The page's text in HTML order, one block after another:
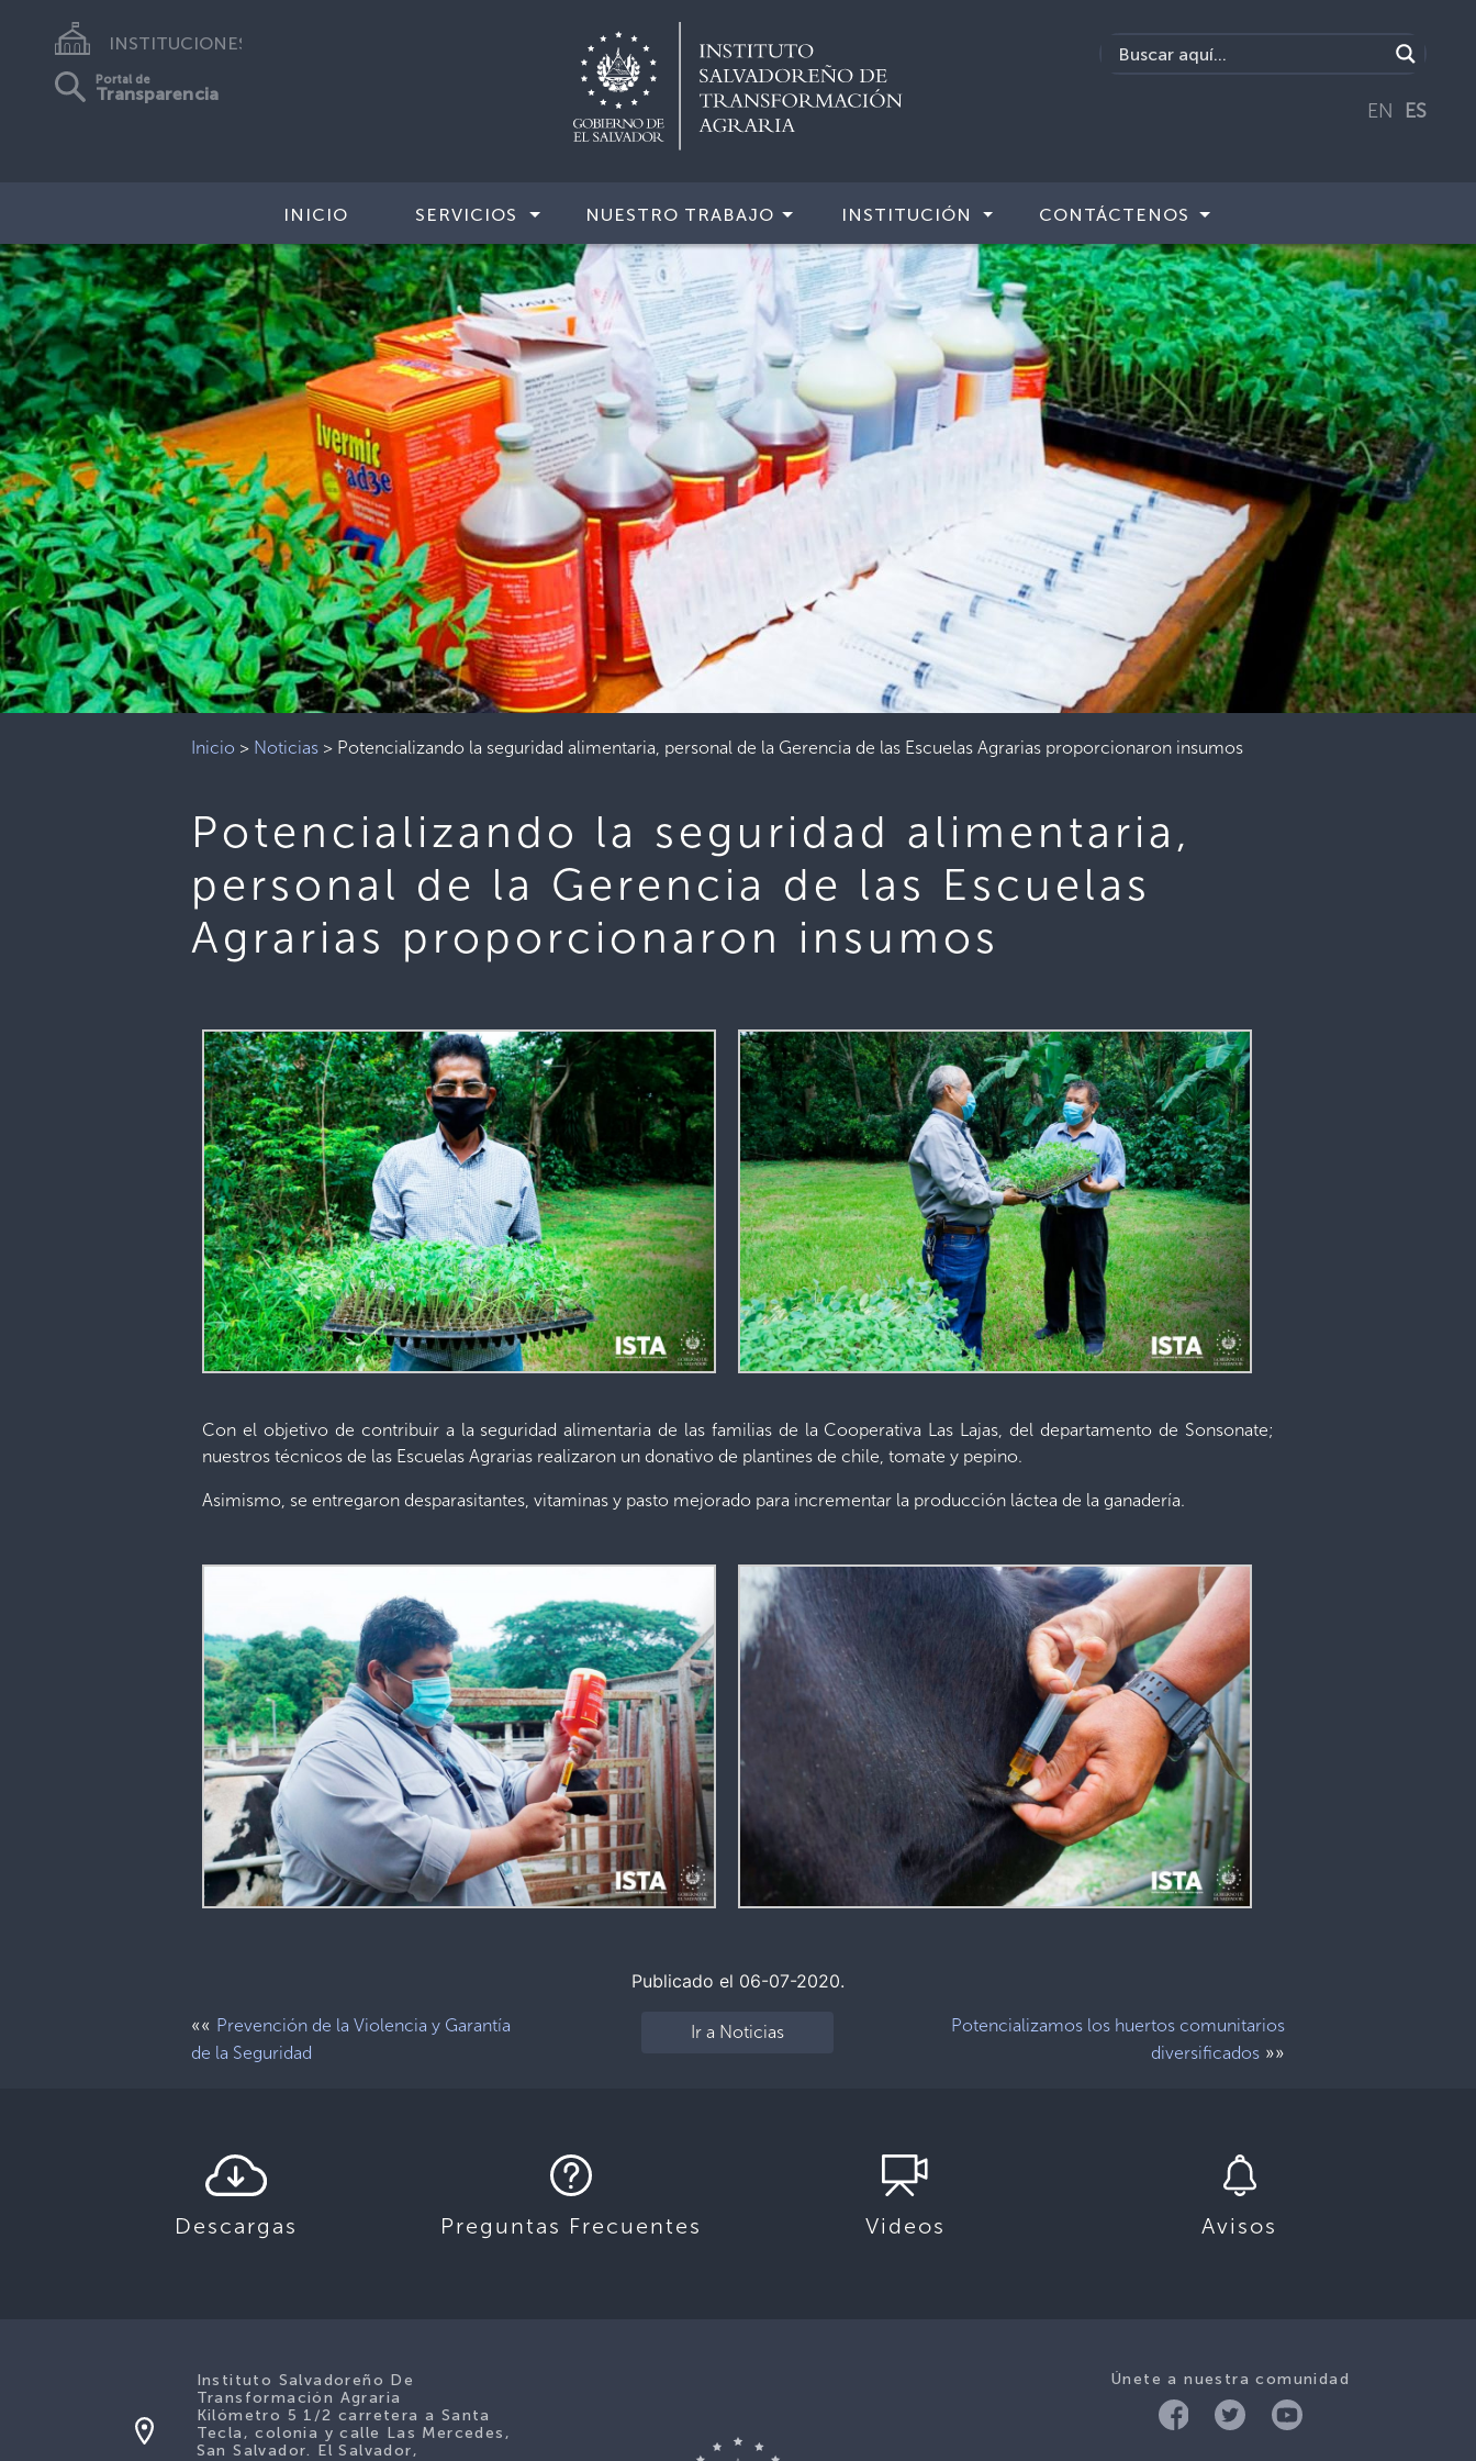
INSTITUCIONES
Portal de
Transparencia
EN ES
INICIO SERVICIOS NUESTRO TRABAJO INSTITUCIÓN CONTÁCTENOS
Inicio > Noticias > Potencializando la seguridad alimentaria, personal de la Gerencia de las Escuelas Agrarias proporcionaron insumos
Potencializando la seguridad alimentaria,
personal de la Gerencia de las Escuelas
Agrarias proporcionaron insumos
Con el objetivo de contribuir a la seguridad alimentaria de las familias de la Cooperativa Las Lajas, del departamento de Sonsonate;
nuestros técnicos de las Escuelas Agrarias realizaron un donativo de plantines de chile, tomate y pepino.
Asimismo, se entregaron desparasitantes, vitaminas y pasto mejorado para incrementar la producción láctea de la ganadería.
Publicado el 06-07-2020.
«« Prevención de la Violencia y Garantía
de la Seguridad
Ir a Noticias
Potencializamos los huertos comunitarios
diversificados»»
Descargas Preguntas Frecuentes Videos Avisos
Únete a nuestra comunidad
Instituto Salvadoreño De
Transformación Agraria
Kilómetro 5 1/2 carretera a Santa
Tecla, colonia y calle Las Mercedes,
San Salvador. El Salvador,